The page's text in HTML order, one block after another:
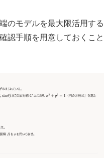
のモデルを最大限活用する
認手順を用意しておくこと